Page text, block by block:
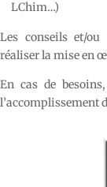
LChim…)
Les conseils et/
réaliser la mise en
En cas de
l’accomplissement